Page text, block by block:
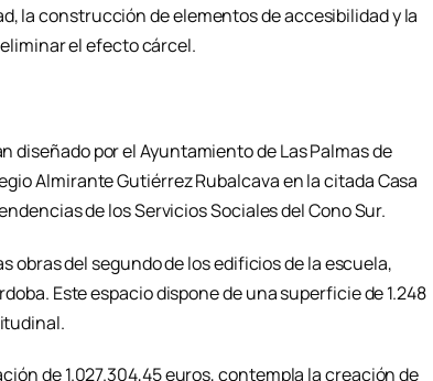
la construcción de elementos de accesibilidad y la
el efecto cárcel.
por el Ayuntamiento de Las Palmas de
Almirante Gutiérrez Rubalcava en la citada Casa
de los Servicios Sociales del Cono Sur.
obras del segundo de los edificios de la escuela,
Este espacio dispone de una superficie de 1.248
de 1.027.304,45 euros, contempla la creación de